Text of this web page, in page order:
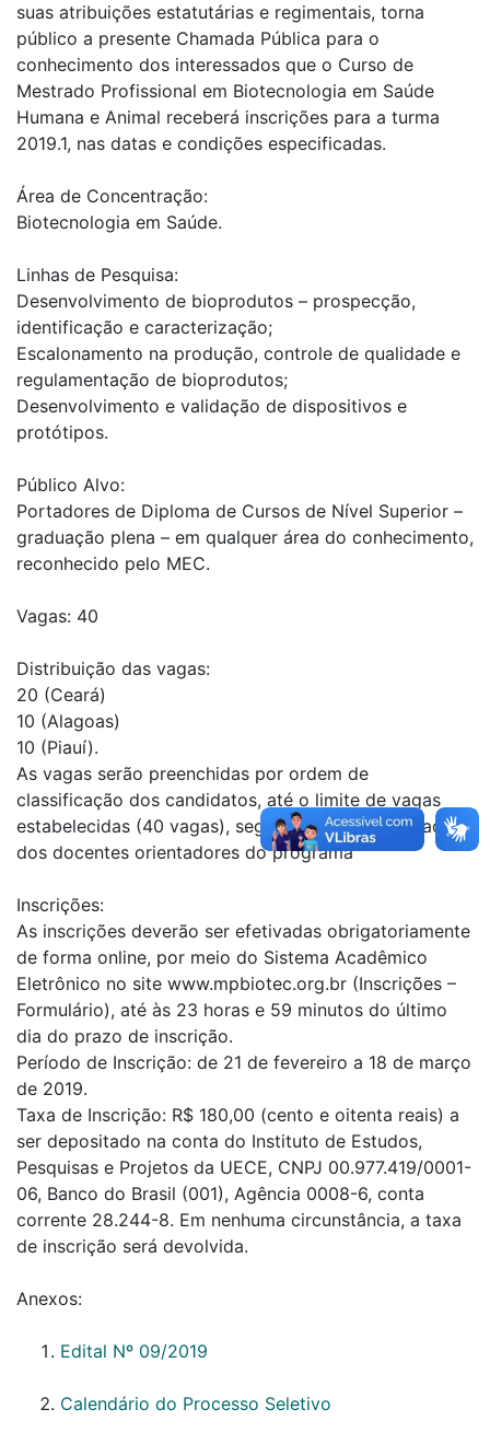
suas atribuições estatutárias e regimentais, torna
público a presente Chamada Pública para o
conhecimento dos interessados que o Curso de
Mestrado Profissional em Biotecnologia em Saúde
Humana e Animal receberá inscrições para a turma
2019.1, nas datas e condições especificadas.
Área de Concentração:
Biotecnologia em Saúde.
Linhas de Pesquisa:
Desenvolvimento de bioprodutos – prospecção,
identificação e caracterização;
Escalonamento na produção, controle de qualidade e
regulamentação de bioprodutos;
Desenvolvimento e validação de dispositivos e
protótipos.
Público Alvo:
Portadores de Diploma de Cursos de Nível Superior –
graduação plena – em qualquer área do conhecimento,
reconhecido pelo MEC.
Vagas: 40
Distribuição das vagas:
20 (Ceará)
10 (Alagoas)
10 (Piauí).
As vagas serão preenchidas por ordem de
classificação dos candidatos, até o limite de vagas
estabelecidas (40 vagas), segundo a disponibilidade
dos docentes orientadores do programa
Inscrições:
As inscrições deverão ser efetivadas obrigatoriamente
de forma online, por meio do Sistema Acadêmico
Eletrônico no site www.mpbiotec.org.br (Inscrições –
Formulário), até às 23 horas e 59 minutos do último
dia do prazo de inscrição.
Período de Inscrição: de 21 de fevereiro a 18 de março
de 2019.
Taxa de Inscrição: R$ 180,00 (cento e oitenta reais) a
ser depositado na conta do Instituto de Estudos,
Pesquisas e Projetos da UECE, CNPJ 00.977.419/0001-
06, Banco do Brasil (001), Agência 0008-6, conta
corrente 28.244-8. Em nenhuma circunstância, a taxa
de inscrição será devolvida.
Anexos:
Edital Nº 09/2019
Calendário do Processo Seletivo